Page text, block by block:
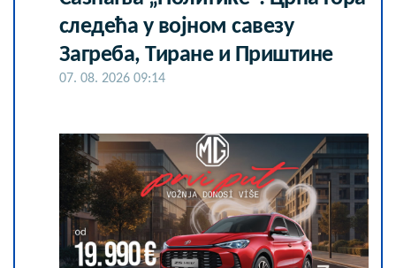
следећа у војном савезу
Загреба, Тиране и Приштине
07. 08. 2026 09:14